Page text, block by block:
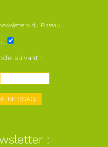
du Plateau
:
suivant :
: